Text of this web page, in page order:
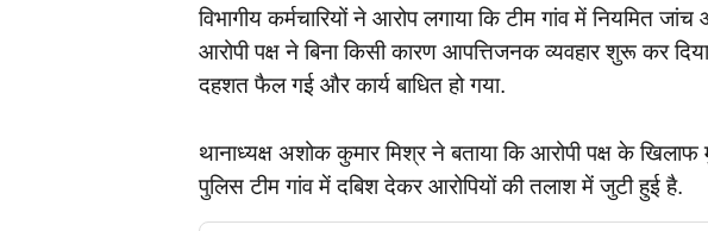
विभागीय कर्मचारियों ने आरोप लगाया कि टीम गांव में नियमित
आरोपी पक्ष ने बिना किसी कारण आपत्तिजनक व्यवहार शुरू कर
दहशत फैल गई और कार्य बाधित हो गया.
थानाध्यक्ष अशोक कुमार मिश्र ने बताया कि आरोपी पक्ष के
पुलिस टीम गांव में दबिश देकर आरोपियों की तलाश में जुटी हुई है.